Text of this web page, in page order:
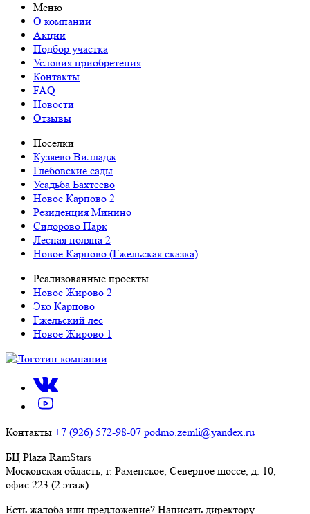
Меню
О компании
Акции
Подбор участка
Условия приобретения
Контакты
FAQ
Новости
Отзывы
Поселки
Кузяево Вилладж
Глебовские сады
Усадьба Бахтеево
Новое Карпово 2
Резиденция Минино
Сидорово Парк
Лесная поляна 2
Новое Карпово (Гжельская сказка)
Реализованные проекты
Новое Жирово 2
Эко Карпово
Гжельский лес
Новое Жирово 1
Контакты +7 (926) 572-98-07 podmo.zemli@yandex.ru
БЦ Plaza RamStars
Московская область, г. Раменское, Северное шоссе, д. 10,
офис 223 (2 этаж)
Есть жалоба или предложение? Написать директору